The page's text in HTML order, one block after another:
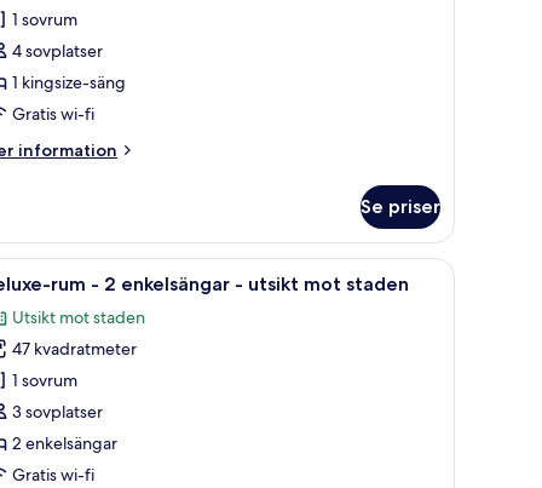
1 sovrum
4 sovplatser
1 kingsize-säng
Gratis wi-fi
information
Se priser
ett skrivbord och stolar. Det finns stora fönster med utsikt över staden.
Ett hotellrum med två sängar, en TV, ett
8 rum - 2 enkelsängar - utsikt mot staden
Utsikt mot staden
47 kvadratmeter
1 sovrum
3 sovplatser
2 enkelsängar
Gratis wi-fi